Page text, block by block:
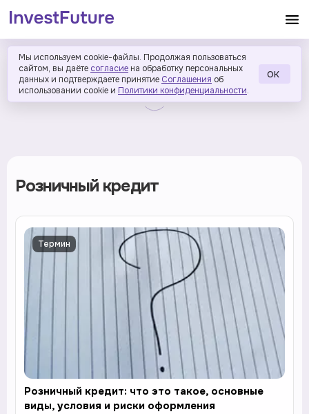
Мы используем cookie-файлы. Продолжая пользоваться
сайтом, вы даёте согласие на обработку персональных
данных и подтверждаете принятие Соглашения об
использовании cookie и Политики конфиденциальности.
ОК
Розничный кредит
Термин
Розничный кредит: что это такое, основные
виды, условия и риски оформления